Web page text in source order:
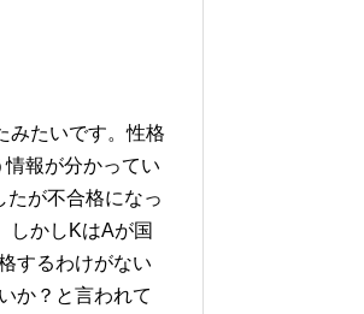
みたいです。性格
報が分かってい
たが不合格になっ
しかしKはAが国
するわけがない
か？と言われて